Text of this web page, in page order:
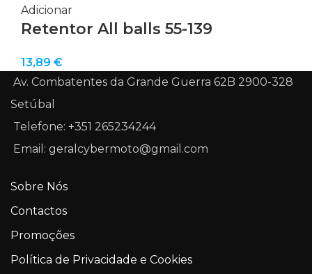
19,50 €.
Adicionar
Retentor All balls 55-139
13,89 €
Av. Combatentes da Grande Guerra 62B 2900-328
Setúbal
Telefone: +351 265234244
Email: geralcybermoto@gmail.com
Sobre Nós
Contactos
Promoções
Política de Privacidade e Cookies